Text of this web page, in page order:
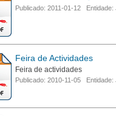
Publicado: 2011-01-12 Entidade:
Feira de Actividades
Feira de actividades
Publicado: 2010-11-05 Entidade: